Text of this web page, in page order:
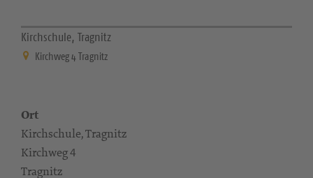
Kirchschule, Tragnitz
Kirchweg 4 Tragnitz
Ort
Kirchschule, Tragnitz
Kirchweg 4
Tragnitz